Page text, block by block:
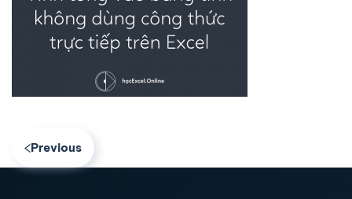
Previous